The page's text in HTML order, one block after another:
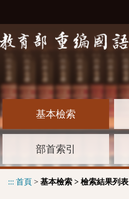
基本檢索
部首索引
::: 首頁 > 基本檢索 > 檢索結果列表